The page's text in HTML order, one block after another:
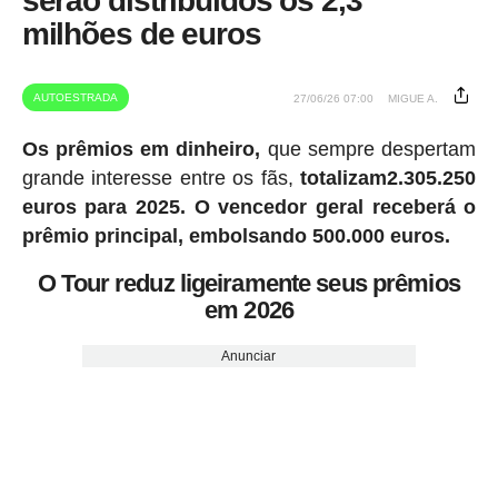
milhões de euros
AUTOESTRADA 27/06/26 07:00 MIGUE A.
Os prêmios em dinheiro, que sempre despertam
grande interesse entre os fãs,totalizam2.305.250
euros para 2025. O vencedor geral receberá o
prêmio principal, embolsando 500.000 euros.
O Tour reduz ligeiramente seus prêmios
em 2026
Anunciar